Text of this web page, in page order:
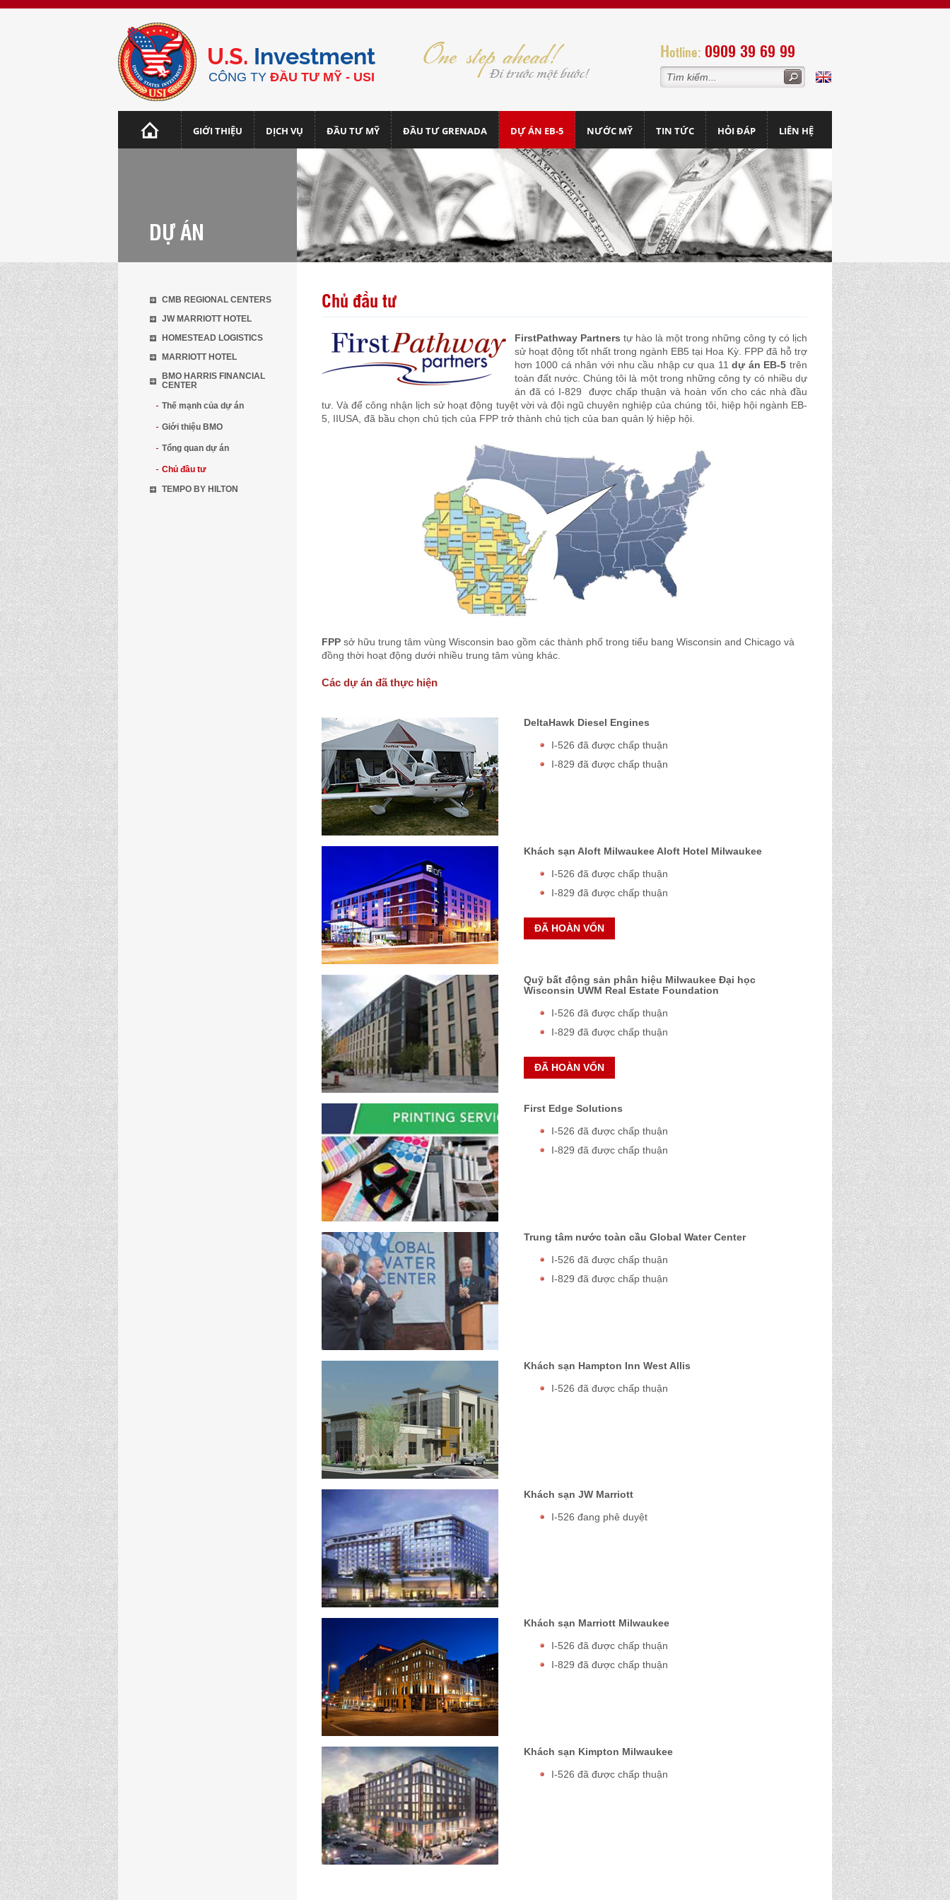
U.S. Investment
CÔNG TY ĐẦU TƯ MỸ - USI
Hotline: 0909 39 69 99
GIỚI THIỆU DỊCH VỤ ĐẦU TƯ MỸ ĐẦU TƯ GRENADA DỰ ÁN EB-5 NƯỚC MỸ TIN TỨC HỎI ĐÁP LIÊN HỆ
DỰ ÁN
Chủ đầu tư
FirstPathway Partners tự hào là một trong những công ty có lịch
sử hoạt động tốt nhất trong ngành EB5 tại Hoa Kỳ. FPP đã hỗ trợ
hơn 1000 cá nhân với nhu cầu nhập cư qua 11dự án EB-5 trên
toàn đất nước. Chúng tôi là một trong những công ty có nhiều dự
án đã có I-829 được chấp thuận và hoàn vốn cho các nhà đầu
tư. Và để công nhận lịch sử hoạt động tuyệt vời và đội ngũ chuyên nghiệp của chúng tôi, hiệp hội ngành EB-
5, IIUSA, đã bầu chọn chủ tịch của FPP trở thành chủ tịch của ban quản lý hiệp hội.
FPPsở hữu trung tâm vùng Wisconsin bao gồm các thành phố trong tiểu bang Wisconsin and Chicago và
đồng thời hoạt động dưới nhiều trung tâm vùng khác.
Các dự án đã thực hiện
DeltaHawk Diesel Engines
I-526 đã được chấp thuận
I-829 đã được chấp thuận
Khách sạn Aloft Milwaukee Aloft Hotel Milwaukee
I-526 đã được chấp thuận
I-829 đã được chấp thuận
ĐÃ HOÀN VỐN
Quỹ bất động sản phân hiệu Milwaukee Đại học
Wisconsin UWM Real Estate Foundation
I-526 đã được chấp thuận
I-829 đã được chấp thuận
ĐÃ HOÀN VỐN
First Edge Solutions
I-526 đã được chấp thuận
I-829 đã được chấp thuận
Trung tâm nước toàn cầu Global Water Center
I-526 đã được chấp thuận
I-829 đã được chấp thuận
Khách sạn Hampton Inn West Allis
I-526 đã được chấp thuận
Khách sạn JW Marriott
I-526 đang phê duyệt
Khách sạn Marriott Milwaukee
I-526 đã được chấp thuận
I-829 đã được chấp thuận
Khách sạn Kimpton Milwaukee
I-526 đã được chấp thuận
CMB REGIONAL CENTERS
JW MARRIOTT HOTEL
HOMESTEAD LOGISTICS
MARRIOTT HOTEL
BMO HARRIS FINANCIAL
CENTER
Thế mạnh của dự án
Giới thiệu BMO
Tổng quan dự án
Chủ đầu tư
TEMPO BY HILTON